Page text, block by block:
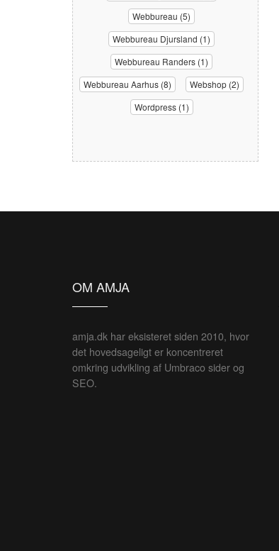
Webbureau (5)
Webbureau Djursland (1)
Webbureau Randers (1)
Webbureau Aarhus (8)
Webshop (2)
Wordpress (1)
OM AMJA
amja.dk har eksisteret siden 2010, hvor
det hovedsageligt er koncentreret
omkring udvikling af Umbraco sider og
SEO.